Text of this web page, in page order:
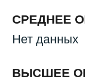
СРЕДНЕЕ
Нет данных
ВЫСШЕЕ